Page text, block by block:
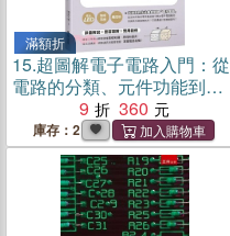
滿額折
15.超圖解電子電路入門：從
電路的分類、元件功能到實
際應用，一次學習到位！
9 360
庫存：2